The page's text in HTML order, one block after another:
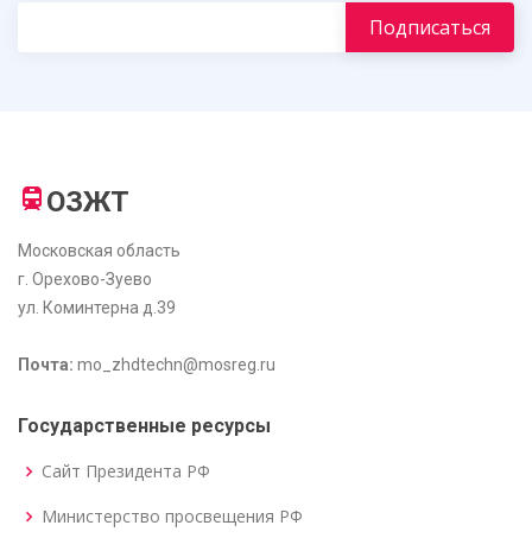
ОЗЖТ
Московская область
г. Орехово-Зуево
ул. Коминтерна д.39
Почта: mo_zhdtechn@mosreg.ru
Государственные ресурсы
Сайт Президента РФ
Министерство просвещения РФ